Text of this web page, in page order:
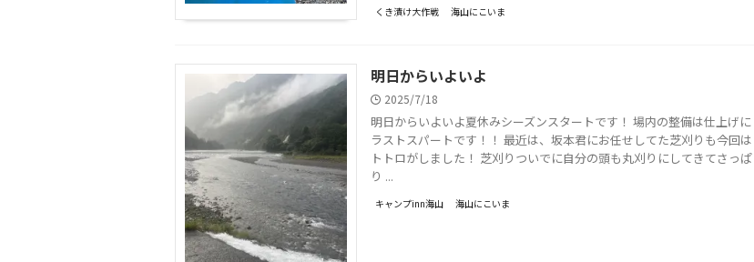
くき漬け大作戦 海山にこいま
明日からいよいよ
2025/7/18
明日からいよいよ夏休みシーズンスタートです！ 場内の整備は仕上げに
ラストスパートです！！ 最近は、坂本君にお任せしてた芝刈りも今回は
トトロがしました！ 芝刈りついでに自分の頭も丸刈りにしてきてさっぱ
り ...
キャンプinn海山 海山にこいま